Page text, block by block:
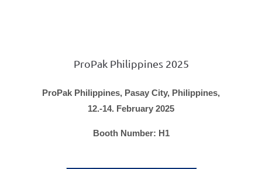
ProPak Philippines 2025
ProPak Philippines, Pasay City, Philippines,
12.-14. February 2025
Booth Number: H1